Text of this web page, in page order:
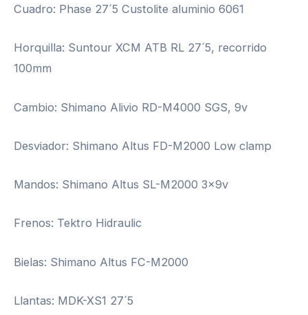
Cuadro: Phase 27´5 Custolite aluminio 6061
Horquilla: Suntour XCM ATB RL 27´5, recorrido
100mm
Cambio: Shimano Alivio RD-M4000 SGS, 9v
Desviador: Shimano Altus FD-M2000 Low clamp
Mandos: Shimano Altus SL-M2000 3x9v
Frenos: Tektro Hidraulic
Bielas: Shimano Altus FC-M2000
Llantas: MDK-XS1 27´5